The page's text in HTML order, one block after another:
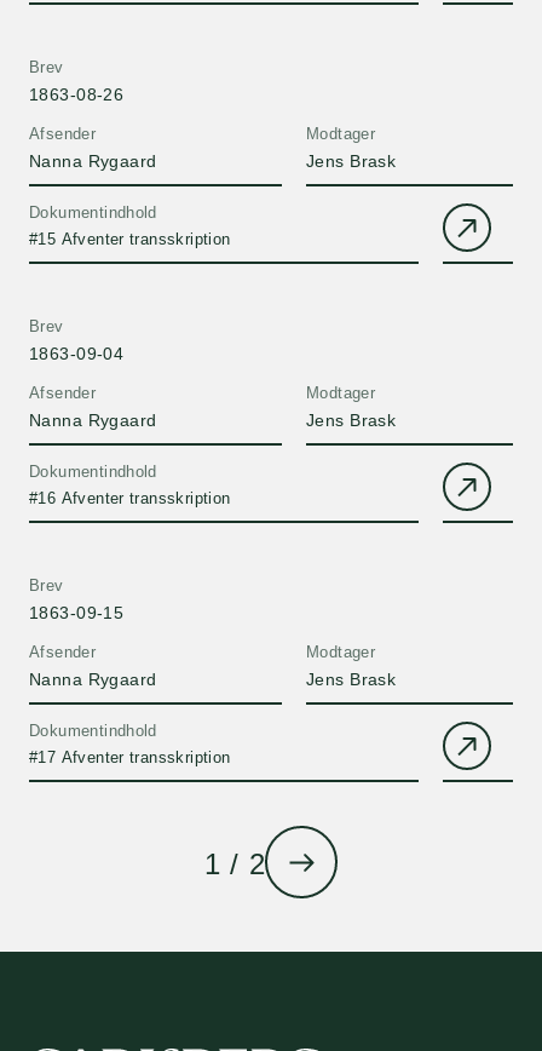
Afsender
Nanna Rygaard
Brev
1863-08-26
Modtager
Jens Brask
Dokumentindhold
#15 Afventer transskription
Afsender
Nanna Rygaard
Brev
1863-09-04
Modtager
Jens Brask
Dokumentindhold
#16 Afventer transskription
Afsender
Nanna Rygaard
Brev
1863-09-15
Modtager
Jens Brask
Dokumentindhold
#17 Afventer transskription
1 / 2